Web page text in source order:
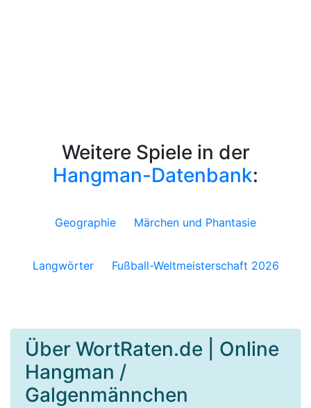
Weitere Spiele in der
Hangman-Datenbank:
Geographie Märchen und Phantasie
Langwörter Fußball-Weltmeisterschaft 2026
Über WortRaten.de | Online
Hangman /
Galgenmännchen